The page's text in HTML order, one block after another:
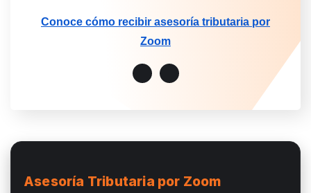
Conoce cómo recibir asesoría tributaria por
Zoom
Asesoría Tributaria por Zoom